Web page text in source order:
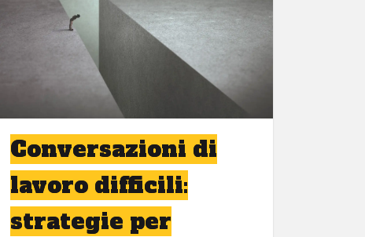
Conversazioni di
lavoro difficili:
strategie per